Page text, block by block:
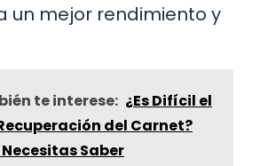
un mejor rendimiento y
te interese: ¿Es Difícil el
del Carnet?
Saber